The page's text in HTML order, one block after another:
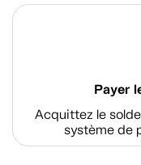
Payer
Acquittez le
système de